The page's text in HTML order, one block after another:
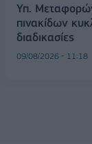
Υπ.
πινακίδων
διαδικασίες
09/08/2026 - 11:18